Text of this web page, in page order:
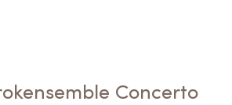
Concerto